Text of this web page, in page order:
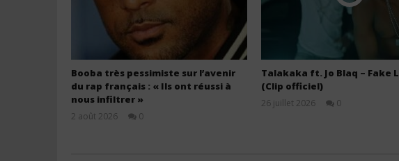
Booba très pessimiste sur l’avenir
du rap français : « Ils ont réussi à
nous infiltrer »
2 août 2026
0
Talakaka ft. Jo Blaq – Fake
(Clip officiel)
26 juillet 2026
0